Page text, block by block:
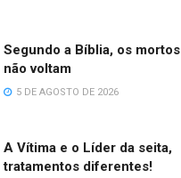
Segundo a Bíblia, os mortos
não voltam
5 DE AGOSTO DE 2026
A Vítima e o Líder da seita,
tratamentos diferentes!